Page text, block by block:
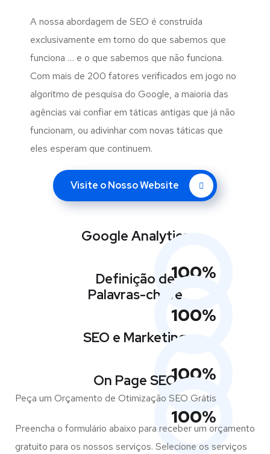
A nossa abordagem de SEO é construída
exclusivamente em torno do que sabemos que
funciona … e o que sabemos que não funciona.
Com mais de 200 fatores verificados em jogo no
algoritmo de pesquisa do Google, a maioria das
agências vai confiar em táticas antigas que já não
funcionam, ou adivinhar com novas táticas que
eles esperam que continuem.
Visite o Nosso Website
100%
Google Analytics
100%
Definição de
Palavras-chave
100%
SEO e Marketing
100%
On Page SEO
Peça um Orçamento de Otimização SEO Grátis
Preencha o formulário abaixo para receber um orçamento
gratuito para os nossos serviços. Selecione os serviços